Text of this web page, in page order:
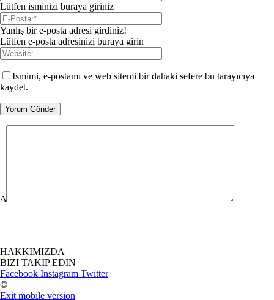
Lütfen isminizi buraya giriniz
Yanlış bir e-posta adresi girdiniz!
Lütfen e-posta adresinizi buraya girin
Ismimi, e-postamı ve web sitemi bir dahaki sefere bu tarayıcıya
kaydet.
Δ
HAKKIMIZDA
BIZI TAKIP EDIN
Facebook Instagram Twitter
©
Exit mobile version